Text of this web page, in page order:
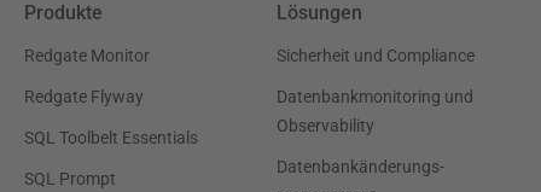
Produkte
Redgate Monitor
Redgate Flyway
SQL Toolbelt Essentials
SQL Prompt
Lösungen
Sicherheit und Compliance
Datenbankmonitoring und
Observability
Datenbankänderungs-